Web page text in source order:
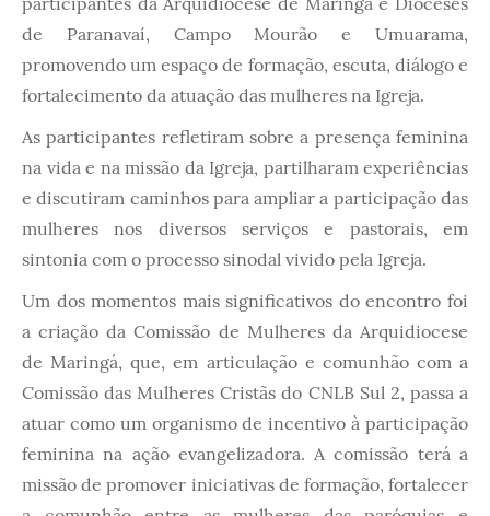
de Paranavaí, Campo Mourão e Umuarama,
promovendo um espaço de formação, escuta, diálogo e
fortalecimento da atuação das mulheres na Igreja.
As participantes refletiram sobre a presença feminina
na vida e na missão da Igreja, partilharam experiências
e discutiram caminhos para ampliar a participação das
mulheres nos diversos serviços e pastorais, em
sintonia com o processo sinodal vivido pela Igreja.
Um dos momentos mais significativos do encontro foi
a criação da Comissão de Mulheres da Arquidiocese
de Maringá, que, em articulação e comunhão com a
Comissão das Mulheres Cristãs do CNLB Sul 2, passa a
atuar como um organismo de incentivo à participação
feminina na ação evangelizadora. A comissão terá a
missão de promover iniciativas de formação, fortalecer